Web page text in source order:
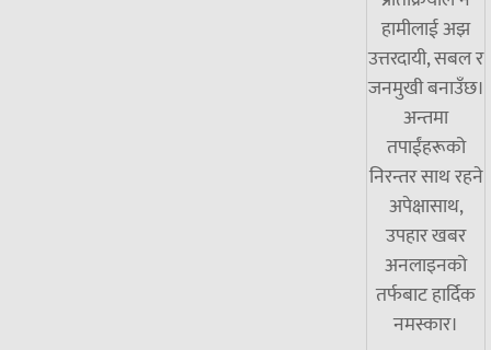
हामीलाई अझ
उत्तरदायी, सबल र
जनमुखी बनाउँछ।
अन्तमा
तपाईंहरूको
निरन्तर साथ रहने
अपेक्षासाथ,
उपहार खबर
अनलाइनको
तर्फबाट हार्दिक
नमस्कार।